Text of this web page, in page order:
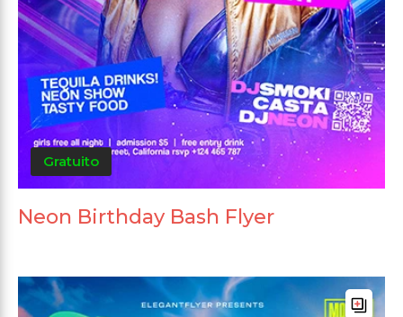
Gratuito
Neon Birthday Bash Flyer